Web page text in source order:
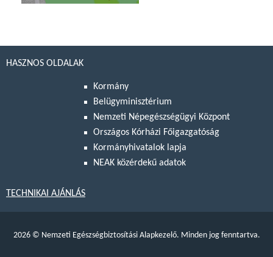
HASZNOS OLDALAK
Kormány
Belügyminisztérium
Nemzeti Népegészségügyi Központ
Országos Kórházi Főigazgatóság
Kormányhivatalok lapja
NEAK közérdekű adatok
TECHNIKAI AJÁNLÁS
2026 © Nemzeti Egészségbiztosítási Alapkezelő. Minden jog fenntartva.